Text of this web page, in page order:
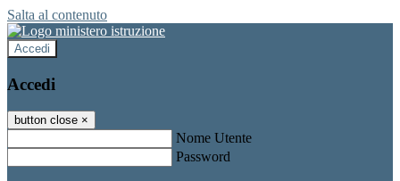
Salta al contenuto
Accedi
Accedi
button close ×
Nome Utente
Password